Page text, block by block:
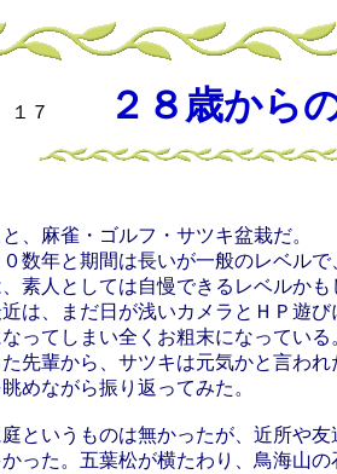
１７ ２８歳から
、麻雀・ゴルフ・サツキ盆栽だ。
数年と期間は長いが一般のレベルで
素人としては自慢できるレベルかも
は、まだ日が浅いカメラとＨＰ遊び
ってしまい全くお粗末になっている
先輩から、サツキは元気かと言われ
めながら振り返ってみた。
というものは無かったが、近所や友
った。五葉松が横たわり、鳥海山の